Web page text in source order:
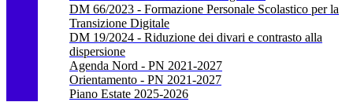
DM 66/2023 - Formazione Personale Scolastico per la
Transizione Digitale
DM 19/2024 - Riduzione dei divari e contrasto alla
dispersione
Agenda Nord - PN 2021-2027
Orientamento - PN 2021-2027
Piano Estate 2025-2026